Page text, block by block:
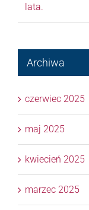
lata.
Archiwa
czerwiec 2025
maj 2025
kwiecień 2025
marzec 2025